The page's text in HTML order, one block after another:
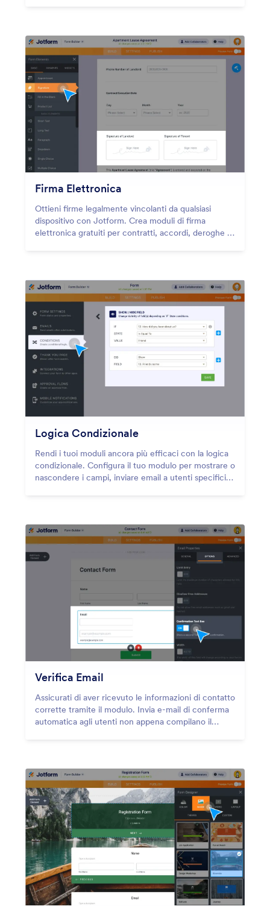
Firma Elettronica
Ottieni firme legalmente vincolanti da qualsiasi
dispositivo con Jotform. Crea moduli di firma
elettronica gratuiti per contratti, accordi, deroghe e
Logica Condizionale
Rendi i tuoi moduli ancora più efficaci con la logica
condizionale. Configura il tuo modulo per mostrare o
nascondere i campi, inviare email a utenti specifici,
Verifica Email
Assicurati di aver ricevuto le informazioni di contatto
corrette tramite il modulo. Invia e-mail di conferma
automatica agli utenti non appena compilano il